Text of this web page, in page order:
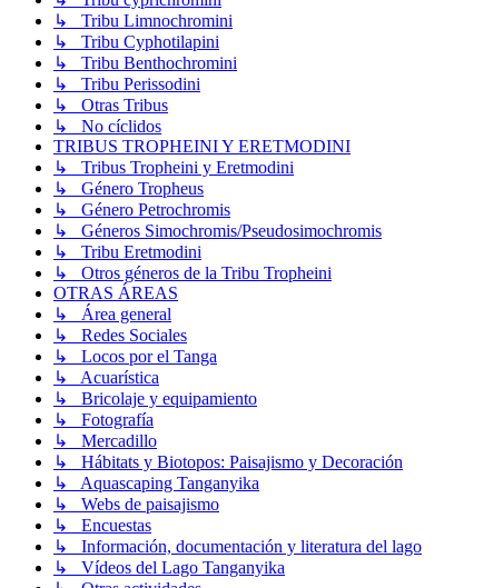
↳ Tribu Limnochromini
↳ Tribu Cyphotilapini
↳ Tribu Benthochromini
↳ Tribu Perissodini
↳ Otras Tribus
↳ No cíclidos
TRIBUS TROPHEINI Y ERETMODINI
↳ Tribus Tropheini y Eretmodini
↳ Género Tropheus
↳ Género Petrochromis
↳ Géneros Simochromis/Pseudosimochromis
↳ Tribu Eretmodini
↳ Otros géneros de la Tribu Tropheini
OTRAS ÁREAS
↳ Área general
↳ Redes Sociales
↳ Locos por el Tanga
↳ Acuarística
↳ Bricolaje y equipamiento
↳ Fotografía
↳ Mercadillo
↳ Hábitats y Biotopos: Paisajismo y Decoración
↳ Aquascaping Tanganyika
↳ Webs de paisajismo
↳ Encuestas
↳ Información, documentación y literatura del lago
↳ Vídeos del Lago Tanganyika